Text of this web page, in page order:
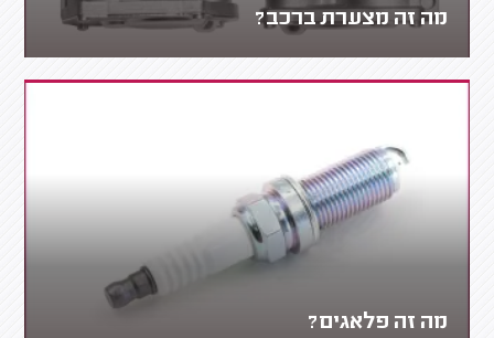
מה זה מצערת ברכב?
מה זה פלאגים?